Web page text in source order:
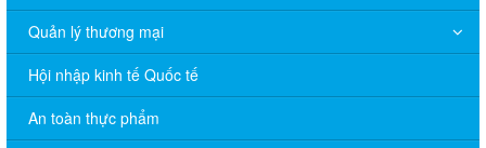
Quản lý thương mại
Hội nhập kinh tế Quốc tế
An toàn thực phẩm